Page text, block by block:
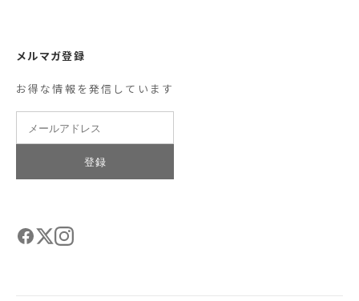
メルマガ登録
お得な情報を発信しています
登録